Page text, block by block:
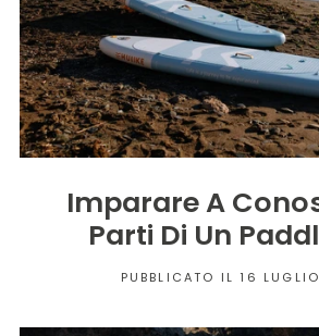
Imparare A
Parti Di Un
PUBBLICATO IL 16